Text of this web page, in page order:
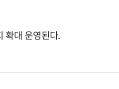
확대 운영된다.